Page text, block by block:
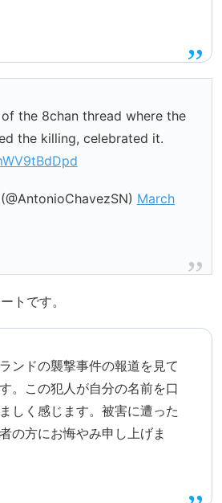
the 8chan thread where the
the killing, celebrated it.
March
トです。
ンドの襲撃事件の報道を見て
。この犯人が自分の名前を口
しく感じます。被害に遭った
の方にお悔やみ申し上げま